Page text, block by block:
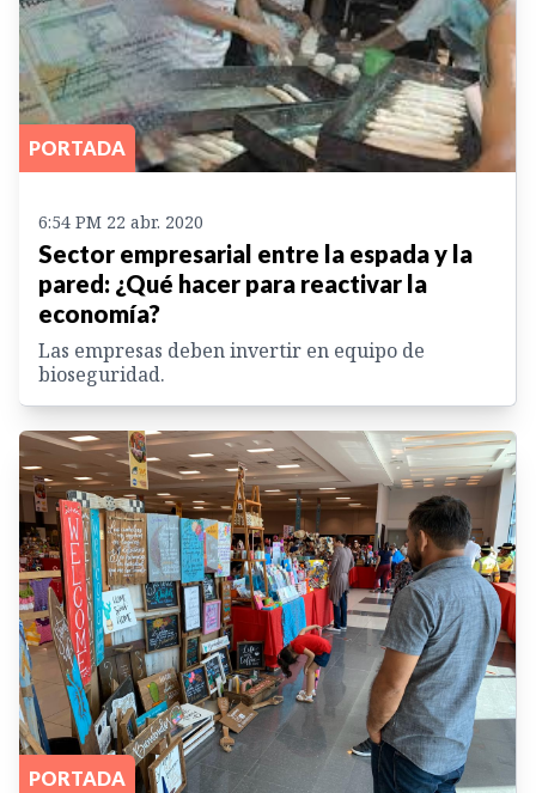
PORTADA
6:54 PM 22 abr. 2020
Sector empresarial entre la espada y la
pared: ¿Qué hacer para reactivar la
economía?
Las empresas deben invertir en equipo de
bioseguridad.
PORTADA